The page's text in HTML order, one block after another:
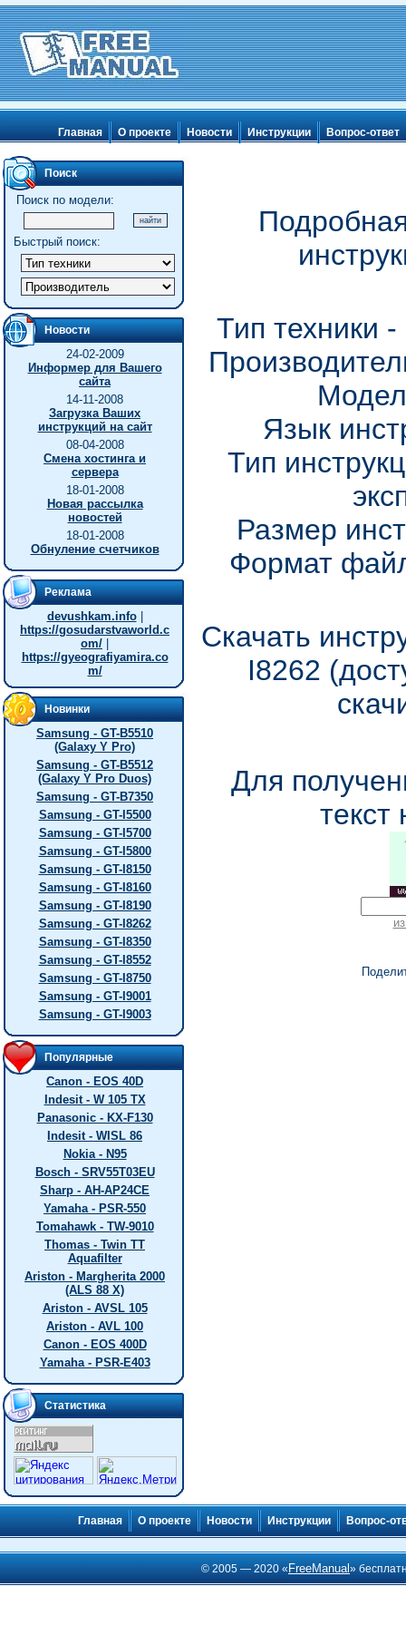
Главная О проекте Новости Инструкции Вопрос-ответ
Поиск
Поиск по модели:
Быстрый поиск:
Новости
24-02-2009
Информер для Вашего
сайта
14-11-2008
Загрузка Ваших
инструкций на сайт
08-04-2008
Смена хостинга и
сервера
18-01-2008
Новая рассылка
новостей
18-01-2008
Обнуление счетчиков
Реклама
devushkam.info|
https://gosudarstvaworld.c
om/
https://gyeografiyamira.co
m/
Новинки
Samsung - GT-B5510
(Galaxy Y Pro)
Samsung - GT-B5512
(Galaxy Y Pro Duos)
Samsung - GT-B7350
Samsung - GT-I5500
Samsung - GT-I5700
Samsung - GT-I5800
Samsung - GT-I8150
Samsung - GT-I8160
Samsung - GT-I8190
Samsung - GT-I8262
Samsung - GT-I8350
Samsung - GT-I8552
Samsung - GT-I8750
Samsung - GT-I9001
Samsung - GT-I9003
Популярные
Canon - EOS 40D
Indesit - W 105 TX
Panasonic - KX-F130
Indesit - WISL 86
Nokia - N95
Bosch - SRV55T03EU
Sharp - AH-AP24CE
Yamaha - PSR-550
Tomahawk - TW-9010
Thomas - Twin TT
Aquafilter
Ariston - Margherita 2000
(ALS 88 X)
Ariston - AVSL 105
Ariston - AVL 100
Canon - EOS 400D
Yamaha - PSR-E403
Статистика
Тип техники
Язык
Тип
Размер
Формат
Скачать
I8262
Для
текст
Главная О проекте Новости Инструкции Вопрос-
© 2005 — 2020 « FreeManual»